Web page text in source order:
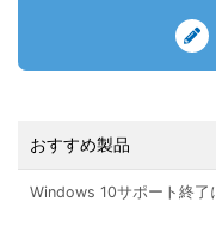
おすすめ製品
Windows 10サポート終了